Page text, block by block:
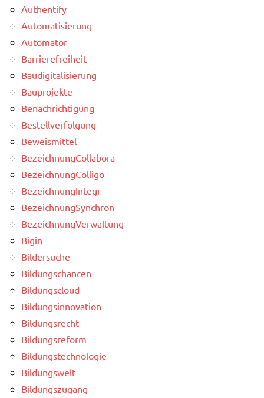
Authentify
Automatisierung
Automator
Barrierefreiheit
Baudigitalisierung
Bauprojekte
Benachrichtigung
Bestellverfolgung
Beweismittel
BezeichnungCollabora
BezeichnungColligo
BezeichnungIntegr
BezeichnungSynchron
BezeichnungVerwaltung
Bigin
Bildersuche
Bildungschancen
Bildungscloud
Bildungsinnovation
Bildungsrecht
Bildungsreform
Bildungstechnologie
Bildungswelt
Bildungszugang